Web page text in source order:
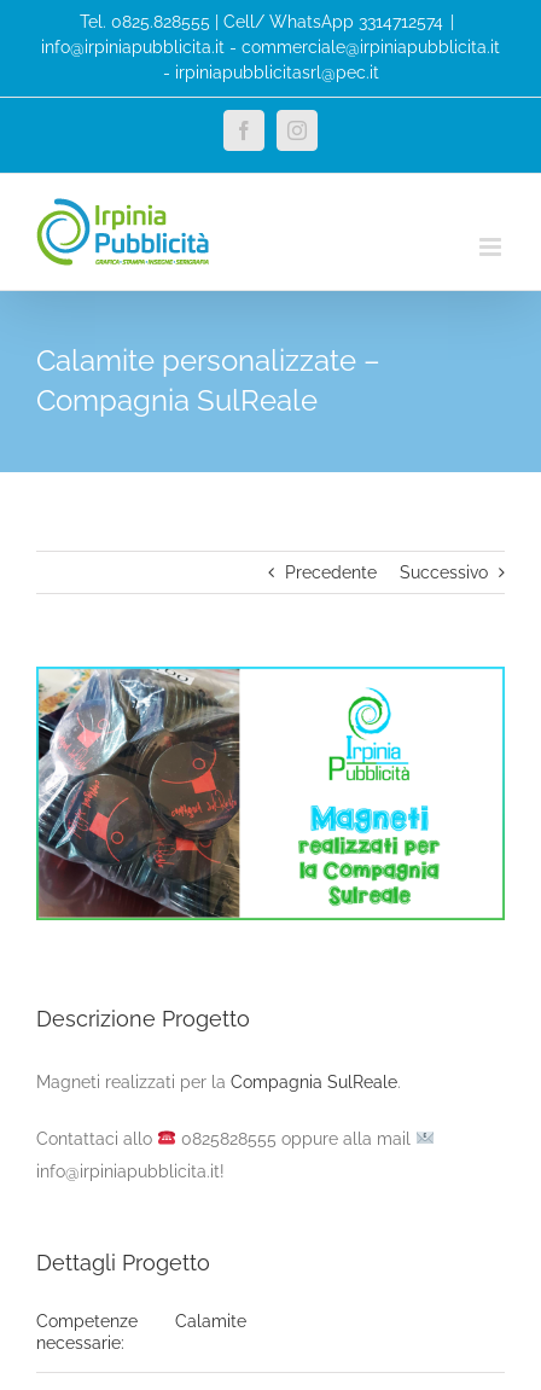
Tel. 0825.828555 | Cell/ WhatsApp 3314712574
info@irpiniapubblicita.it - commerciale@irpiniapubblicita.it
- irpiniapubblicitasrl@pec.it
FacebookInstagram
Calamite personalizzate –
Compagnia SulReale
Precedente Successivo
Ingrandisci
immagine
Descrizione Progetto
Magneti realizzati per la Compagnia SulReale.
Contattaci allo
0825828555 oppure alla mail
info@irpiniapubblicita.it!
Dettagli Progetto
Competenze
necessarie:
Calamite